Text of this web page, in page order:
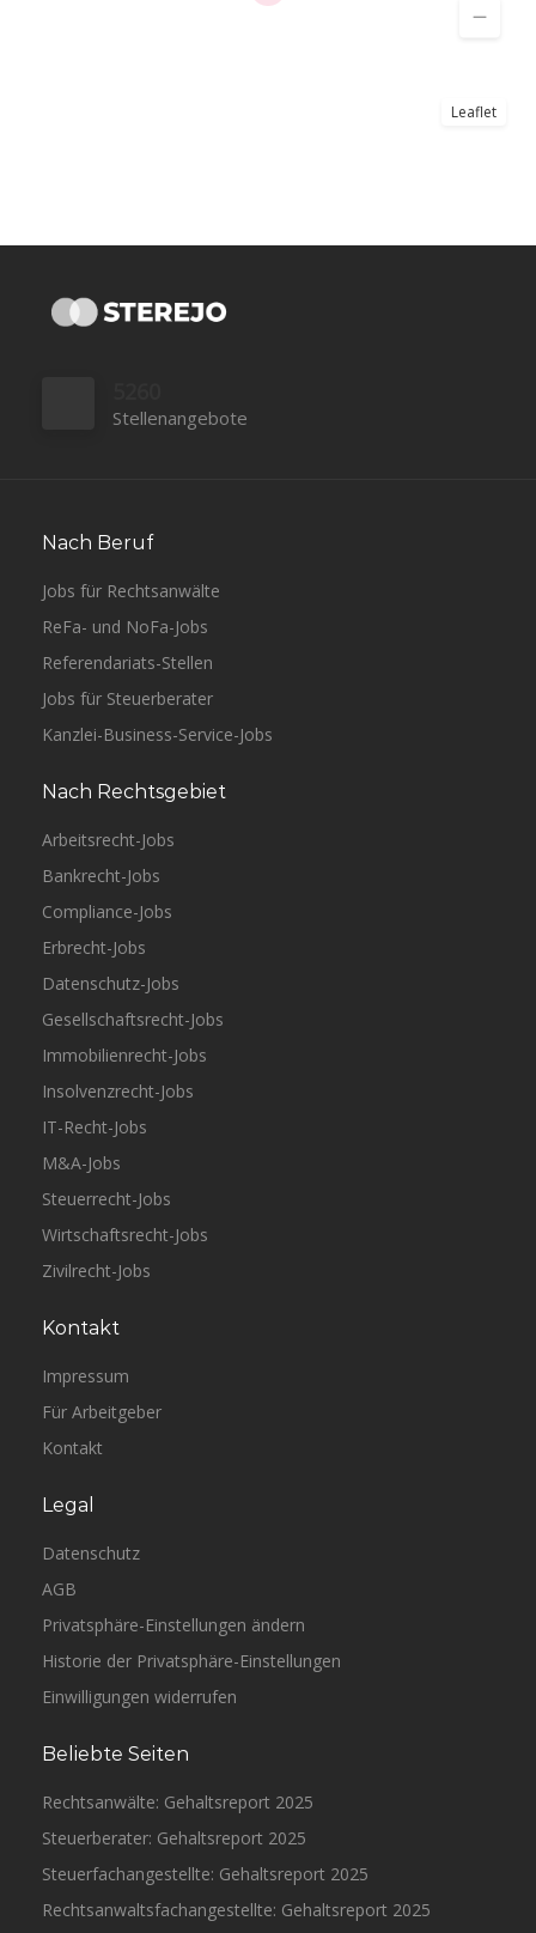
Leaflet
Stellenangebote
Nach Beruf
Jobs für Rechtsanwälte
ReFa- und NoFa-Jobs
Referendariats-Stellen
Jobs für Steuerberater
Kanzlei-Business-Service-Jobs
Nach Rechtsgebiet
Arbeitsrecht-Jobs
Bankrecht-Jobs
Compliance-Jobs
Erbrecht-Jobs
Datenschutz-Jobs
Gesellschaftsrecht-Jobs
Immobilienrecht-Jobs
Insolvenzrecht-Jobs
IT-Recht-Jobs
M&A-Jobs
Steuerrecht-Jobs
Wirtschaftsrecht-Jobs
Zivilrecht-Jobs
Kontakt
Impressum
Für Arbeitgeber
Kontakt
Legal
Datenschutz
AGB
Privatsphäre-Einstellungen ändern
Historie der Privatsphäre-Einstellungen
Einwilligungen widerrufen
Beliebte Seiten
Rechtsanwälte: Gehaltsreport 2025
Steuerberater: Gehaltsreport 2025
Steuerfachangestellte: Gehaltsreport 2025
Rechtsanwaltsfachangestellte: Gehaltsreport 2025